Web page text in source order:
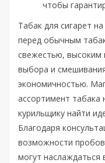
чтобы
Табак для сигарет
перед обычным
свежестью,
выбора и
экономичностью.
ассортимент табака
курильщику найти
Благодаря
возможности
могут